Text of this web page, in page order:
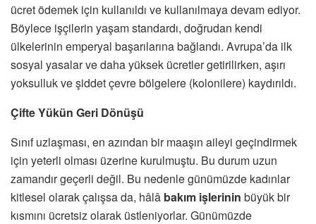
ücret ödemek için kullanıldı ve kullanılmaya devam ediyor.
Böylece işçilerin yaşam standardı, doğrudan kendi
ülkelerinin emperyal başarılarına bağlandı. Avrupa’da ilk
sosyal yasalar ve daha yüksek ücretler getirilirken, aşırı
yoksulluk ve şiddet çevre bölgelere (kolonilere) kaydırıldı.
Çifte Yükün Geri Dönüşü
Sınıf uzlaşması, en azından bir maaşın aileyi geçindirmek
için yeterli olması üzerine kurulmuştu. Bu durum uzun
zamandır geçerli değil. Bu nedenle günümüzde kadınlar
kitlesel olarak çalışsa da, hâlâ bakım işlerinin büyük bir
kısmını ücretsiz olarak üstleniyorlar. Günümüzde